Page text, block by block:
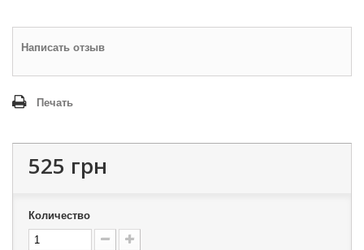
Написать отзыв
Печать
525 грн
Количество